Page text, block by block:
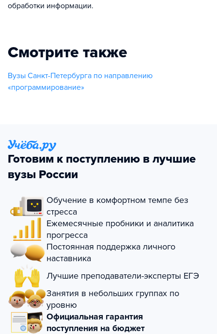
обработки информации.
Смотрите также
Вузы Санкт-Петербурга по направлению
«программирование»
Готовим к поступлению в лучшие
вузы России
Обучение в комфортном темпе без
стресса
Ежемесячные пробники и аналитика
прогресса
Постоянная поддержка личного
наставника
Лучшие преподаватели-эксперты ЕГЭ
Занятия в небольших группах по
уровню
Официальная гарантия
поступления на бюджет